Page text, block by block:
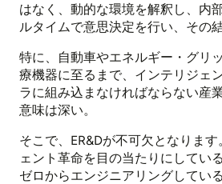
はなく、動的な環境を解釈し、内
ルタイムで意思決定を行い、その
特に、自動車やエネルギー・グリ
療機器に至るまで、インテリジェ
ラに組み込まなければならない産
意味は深い。
そこで、ER&Dが不可欠となりま
ェント革命を目の当たりにしてい
ゼロからエンジニアリングしている